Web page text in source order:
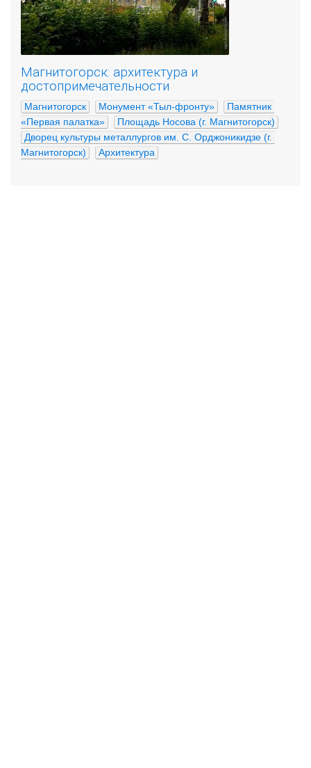
Магнитогорск: архитектура и
достопримечательности
Магнитогорск Монумент «Тыл-фронту»
Памятник
«Первая палатка»
Площадь Носова (г. Магнитогорск)
Дворец культуры металлургов им. С. Орджоникидзе (г.
Магнитогорск)
Архитектура